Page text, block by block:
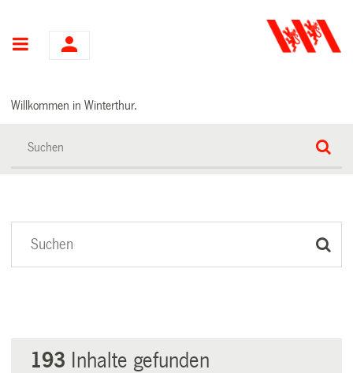
Hauptnavigation
Willkommen in Winterthur.
193 Inhalte gefunden